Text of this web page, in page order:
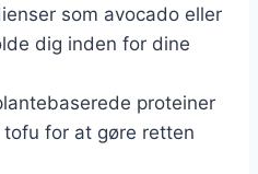
som avocado eller
dig inden for dine
proteiner
for at gøre retten